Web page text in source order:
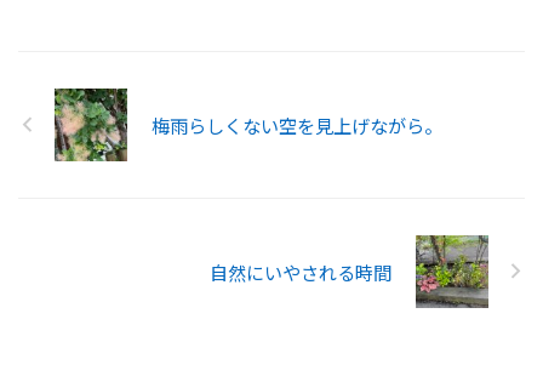
梅雨らしくない空を見上げながら。
自然にいやされる時間